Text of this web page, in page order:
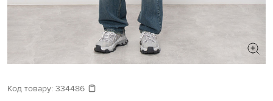
Давайте підберемо щось ще
Код товару: 334486